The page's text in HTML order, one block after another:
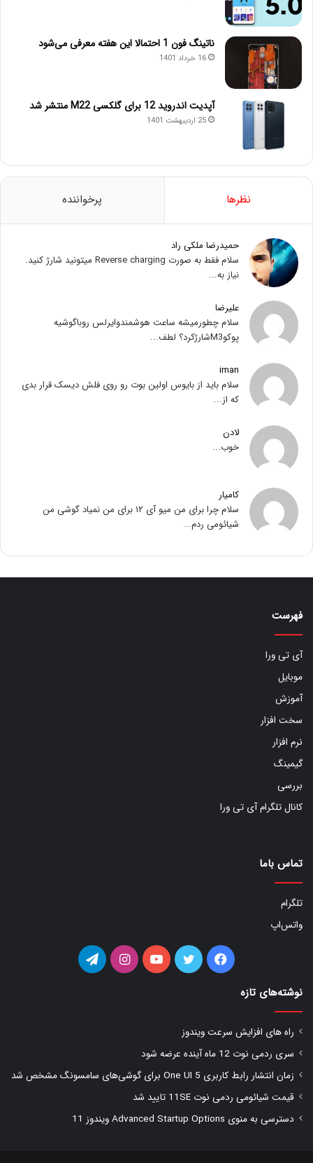
ناتینگ فون 1 احتمالا این هفته معرفی می‌شود
16 خرداد 1401
آپدیت اندروید 12 برای گلکسی M22 منتشر شد
25 اردیبهشت 1401
نظرها پرخواننده
حمیدرضا ملکی راد
سلام فقط به صورت Reverse charging میتونید شارژ کنید.
نیاز به...
علیرضا
سلام چطورمیشه ساعت هوشمندوایرلس روباگوشیه
پوکوM3شارژکرد؟ لطف...
iman
سلام باید از بایوس اولین بوت رو روی فلش دیسک قرار بدی
که از...
لادن
خوب...
کامیار
سلام چرا برای من میو آی ۱۲ برای من نمیاد گوشی من
شیائومی ردم...
فهرست
آی تی ورا
موبایل
آموزش
سخت افزار
نرم افزار
گیمینگ
بررسی
کانال تلگرام آی تی ورا
تماس باما
تلگرام
واتس‌اپ
فیس توییتر یوتیوب اینستاگرامتلگرام
نوشته‌های تازه
راه های افزایش سرعت ویندوز
سری ردمی نوت 12 ماه آینده عرضه شود
زمان انتشار رابط کاربری One UI 5 برای گوشی‌های سامسونگ مشخص شد
قیمت شیائومی ردمی نوت 11SE تایید شد
دسترسی به منوی Advanced Startup Options ویندوز 11